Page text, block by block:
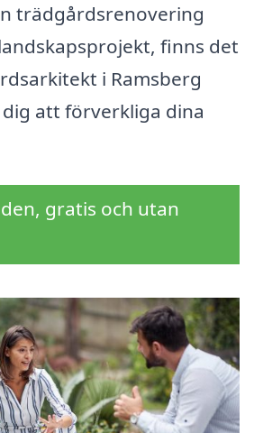
trädgårdsrenovering
finns det
i Ramsberg
att förverkliga dina
gratis och utan